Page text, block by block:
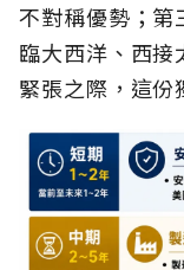
不對稱優勢；第
臨大西洋、西
緊張之際，這份